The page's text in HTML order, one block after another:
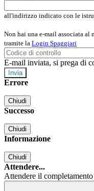
all'indirizzo indicato con le
Non hai una e-mail associata al
tramite la Login Spaggiari
E-mail inviata, si prega di
Errore
Chiudi
Successo
Chiudi
Informazione
Chiudi
Attendere...
Attendere il